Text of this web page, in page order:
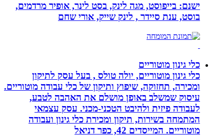
ישנם: בייפוסט, מגה לינק, בסט לינר, אופיר מרדמים,
בוסט, ענת סיידר , לינק שייק, אורי שחם
כלי גינון מוטוריים
כלי גינון מוטוריים, יולה טולס , בעל עסק לתיקון
ומכירה, תחזוקה, שיפוץ ותיקון של כלי עבודה מוטוריים.
עיסוק שמשלב באופן מושלם את האהבה לטבע,
לעבודה פיזית ולהיבט הטכני-מכני. עסק עצמאי
המתמחה בשירות, תיקון ומכירת כלי גינון ועבודה
מוטוריים. המייסדים 42, כפר דניאל